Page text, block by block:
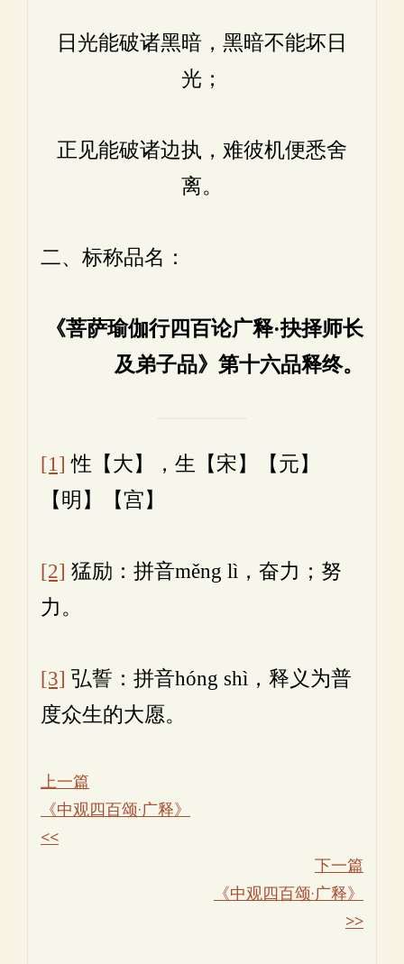
日光能破诸黑暗，黑暗不能坏日
光；
正见能破诸边执，难彼机便悉舍
离。
二、标称品名：
《菩萨瑜伽行四百论广释·抉择师长
及弟子品》第十六品释终。
[1] 性【大】，生【宋】【元】
【明】【宫】
[2] 猛励：拼音měng lì，奋力；努
力。
[3] 弘誓：拼音hóng shì，释义为普
度众生的大愿。
上一篇
《中观四百颂·广释》
<<
下一篇
《中观四百颂·广释》
>>